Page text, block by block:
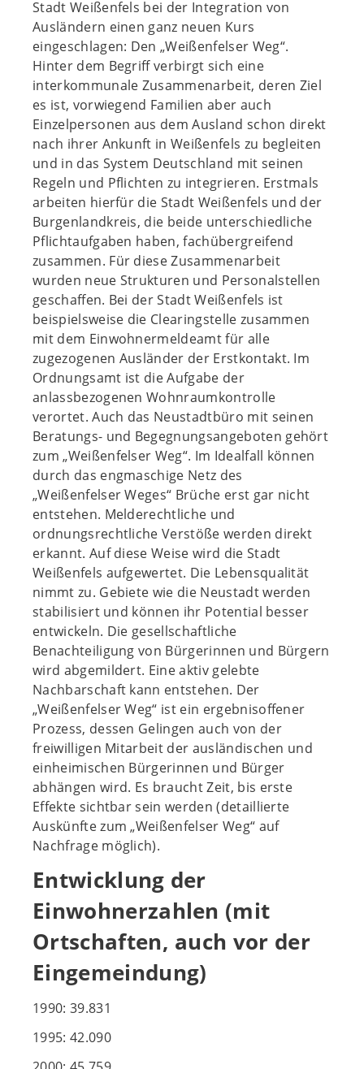
Stadt Weißenfels bei der Integration von
Ausländern einen ganz neuen Kurs
eingeschlagen: Den „Weißenfelser Weg“.
Hinter dem Begriff verbirgt sich eine
interkommunale Zusammenarbeit, deren Ziel
es ist, vorwiegend Familien aber auch
Einzelpersonen aus dem Ausland schon direkt
nach ihrer Ankunft in Weißenfels zu begleiten
und in das System Deutschland mit seinen
Regeln und Pflichten zu integrieren. Erstmals
arbeiten hierfür die Stadt Weißenfels und der
Burgenlandkreis, die beide unterschiedliche
Pflichtaufgaben haben, fachübergreifend
zusammen. Für diese Zusammenarbeit
wurden neue Strukturen und Personalstellen
geschaffen. Bei der Stadt Weißenfels ist
beispielsweise die Clearingstelle zusammen
mit dem Einwohnermeldeamt für alle
zugezogenen Ausländer der Erstkontakt. Im
Ordnungsamt ist die Aufgabe der
anlassbezogenen Wohnraumkontrolle
verortet. Auch das Neustadtbüro mit seinen
Beratungs- und Begegnungsangeboten gehört
zum „Weißenfelser Weg“. Im Idealfall können
durch das engmaschige Netz des
„Weißenfelser Weges“ Brüche erst gar nicht
entstehen. Melderechtliche und
ordnungsrechtliche Verstöße werden direkt
erkannt. Auf diese Weise wird die Stadt
Weißenfels aufgewertet. Die Lebensqualität
nimmt zu. Gebiete wie die Neustadt werden
stabilisiert und können ihr Potential besser
entwickeln. Die gesellschaftliche
Benachteiligung von Bürgerinnen und Bürgern
wird abgemildert. Eine aktiv gelebte
Nachbarschaft kann entstehen. Der
„Weißenfelser Weg“ ist ein ergebnisoffener
Prozess, dessen Gelingen auch von der
freiwilligen Mitarbeit der ausländischen und
einheimischen Bürgerinnen und Bürger
abhängen wird. Es braucht Zeit, bis erste
Effekte sichtbar sein werden (detaillierte
Auskünfte zum „Weißenfelser Weg“ auf
Nachfrage möglich).
Entwicklung der
Einwohnerzahlen (mit
Ortschaften, auch vor der
Eingemeindung)
1990: 39.831
1995: 42.090